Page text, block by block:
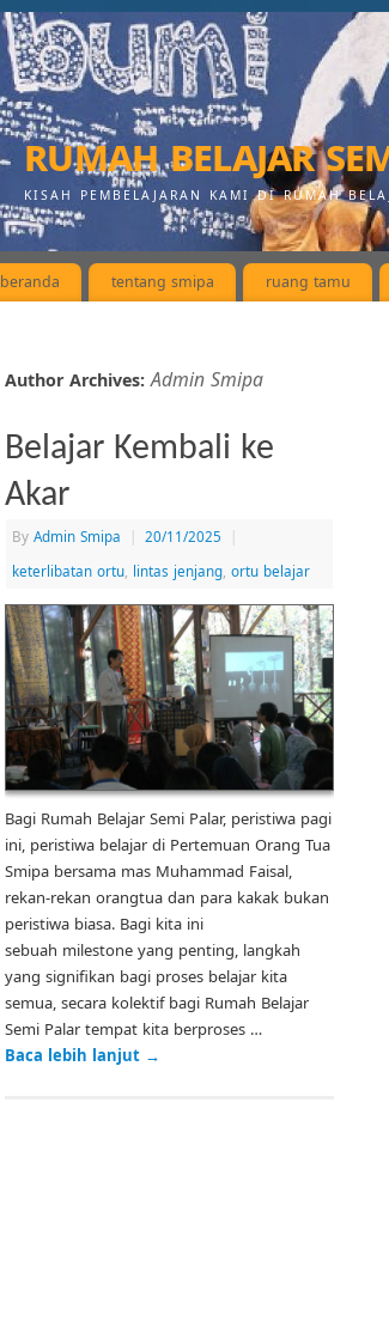
rumah belajar
KISAH PEMBELAJARAN KAMI DI RUMAH
beranda tentang smipa ruang tamu
Author Archives:Admin Smipa
Belajar Kembali ke
Akar
By Admin Smipa | 20/11/2025
|
keterlibatan ortu, lintas jenjang, ortu belajar
Bagi Rumah Belajar Semi Palar, peristiwa pagi
ini, peristiwa belajar di Pertemuan Orang Tua
Smipa bersama mas Muhammad Faisal,
rekan-rekan orangtua dan para kakak bukan
peristiwa biasa. Bagi kita ini
sebuah milestone yang penting, langkah
yang signifikan bagi proses belajar kita
semua, secara kolektif bagi Rumah Belajar
Semi Palar tempat kita berproses …
Baca lebih lanjut →